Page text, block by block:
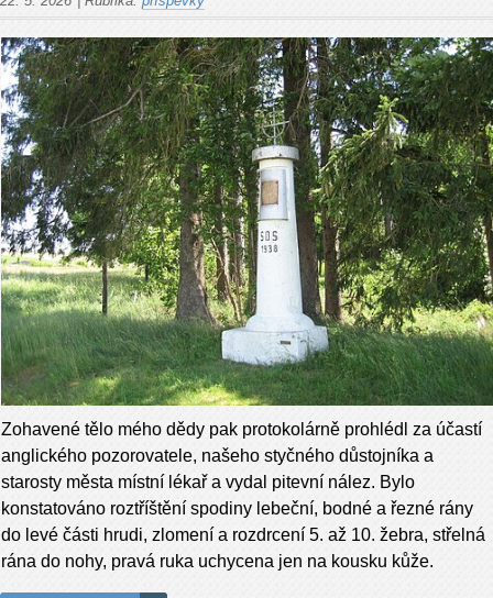
Zohavené tělo mého dědy pak protokolárně prohlédl za účastí
anglického pozorovatele, našeho styčného důstojníka a
starosty města místní lékař a vydal pitevní nález. Bylo
konstatováno roztříštění spodiny lebeční, bodné a řezné rány
do levé části hrudi, zlomení a rozdrcení 5. až 10. žebra, střelná
rána do nohy, pravá ruka uchycena jen na kousku kůže.